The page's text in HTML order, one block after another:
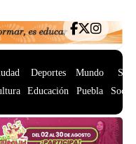
Deportes
Educación
Mundo
Puebla